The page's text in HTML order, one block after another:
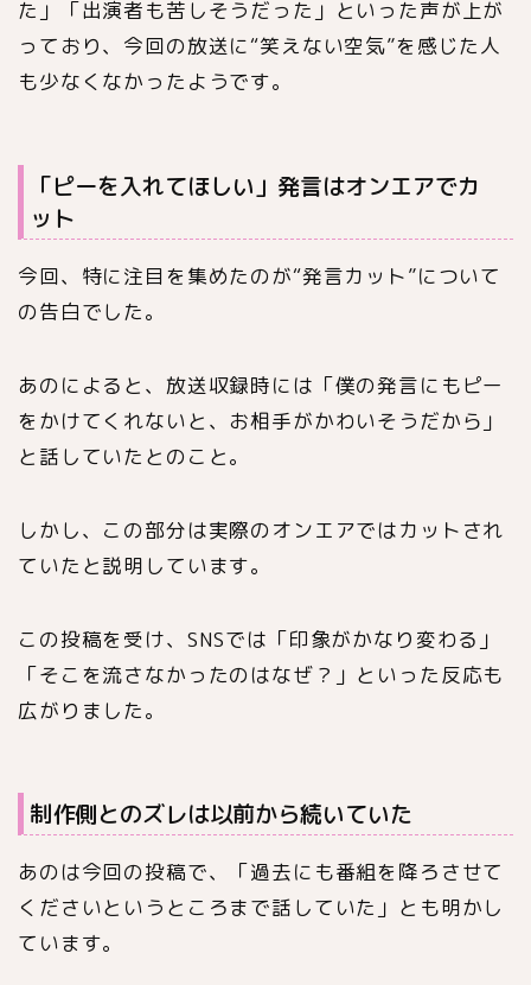
た」「出演者も苦しそうだった」といった声が上が
っており、今回の放送に“笑えない空気”を感じた人
も少なくなかったようです。
「ピーを入れてほしい」発言はオンエアでカ
ット
今回、特に注目を集めたのが“発言カット”について
の告白でした。
あのによると、放送収録時には「僕の発言にもピー
をかけてくれないと、お相手がかわいそうだから」
と話していたとのこと。
しかし、この部分は実際のオンエアではカットされ
ていたと説明しています。
この投稿を受け、SNSでは「印象がかなり変わる」
「そこを流さなかったのはなぜ？」といった反応も
広がりました。
制作側とのズレは以前から続いていた
あのは今回の投稿で、「過去にも番組を降ろさせて
くださいというところまで話していた」とも明かし
ています。